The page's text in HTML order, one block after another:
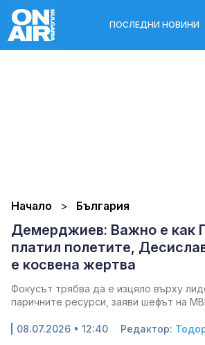
ПОСЛЕДНИ НОВИНИ
Начало България
Демерджиев: Важно е как
платил полетите,
е косвена жертва
Фокусът трябва да е изцяло върху
паричните ресурси, заяви шефът на
08.07.2026 • 12:40 Редактор: